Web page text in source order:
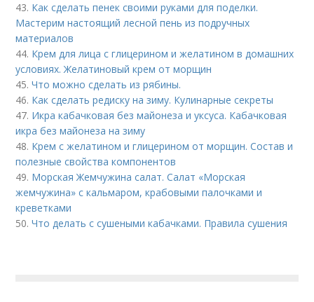
43. Как сделать пенек своими руками для поделки.
Мастерим настоящий лесной пень из подручных
материалов
44. Крем для лица с глицерином и желатином в домашних
условиях. Желатиновый крем от морщин
45.Что можно сделать из рябины.
46. Как сделать редиску на зиму. Кулинарные секреты
47. Икра кабачковая без майонеза и уксуса. Кабачковая
икра без майонеза на зиму
48. Крем с желатином и глицерином от морщин. Состав и
полезные свойства компонентов
49. Морская Жемчужина салат. Салат «Морская
жемчужина» с кальмаром, крабовыми палочками и
креветками
50.Что делать с сушеными кабачками. Правила сушения